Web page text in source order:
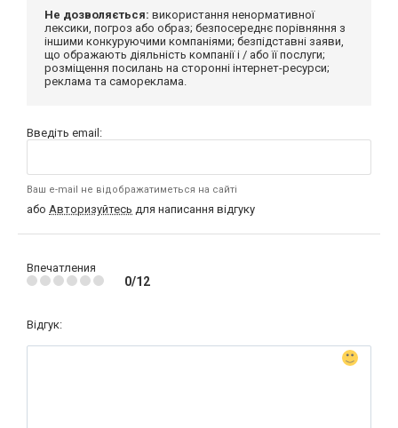
Не дозволяється: використання ненормативної
лексики, погроз або образ; безпосереднє порівняння з
іншими конкуруючими компаніями; безпідставні заяви,
що ображають діяльність компанії і / або її послуги;
розміщення посилань на сторонні інтернет-ресурси;
реклама та самореклама.
Введіть email:
Ваш e-mail не відображатиметься на сайті
або Авторизуйтесь для написання відгуку
Впечатления
0/12
Відгук: